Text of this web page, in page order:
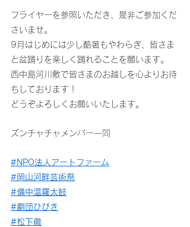
フライヤーを参照いただき、是非ご参加くだ
さいませ。
9月はじめには少し酷暑もやわらぎ、皆さま
と盆踊りを楽しく踊れることを願います。
西中島河川敷で皆さまのお越しを心よりお待
ちしております！
どうぞよろしくお願いいたします。
ズンチャチャメンバー一同
#NPO法人アートファーム
#岡山河畔芸術祭
#備中温羅太鼓
#劇団ひびき
#松下徹